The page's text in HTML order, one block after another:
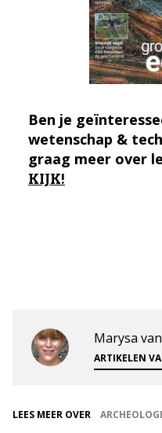
Ben je
wetenschap &
graag meer over
KIJK!
Marysa
ARTIKELEN
LEES MEER OVER